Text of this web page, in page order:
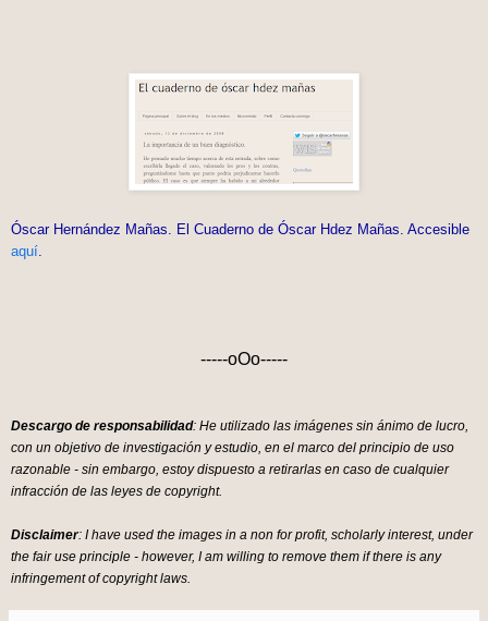
Óscar Hernández Mañas. El Cuaderno de Óscar Hdez Mañas. Accesible
aquí
-----oOo-----
Descargo de responsabilidad: He utilizado las imágenes sin ánimo de lucro,
con un objetivo de investigación y estudio, en el marco del principio de uso
razonable - sin embargo, estoy dispuesto a retirarlas en caso de cualquier
infracción de las leyes de copyright.
Disclaimer: I have used the images in a non for profit, scholarly interest, under
the fair use principle - however, I am willing to remove them if there is any
infringement of copyright laws.